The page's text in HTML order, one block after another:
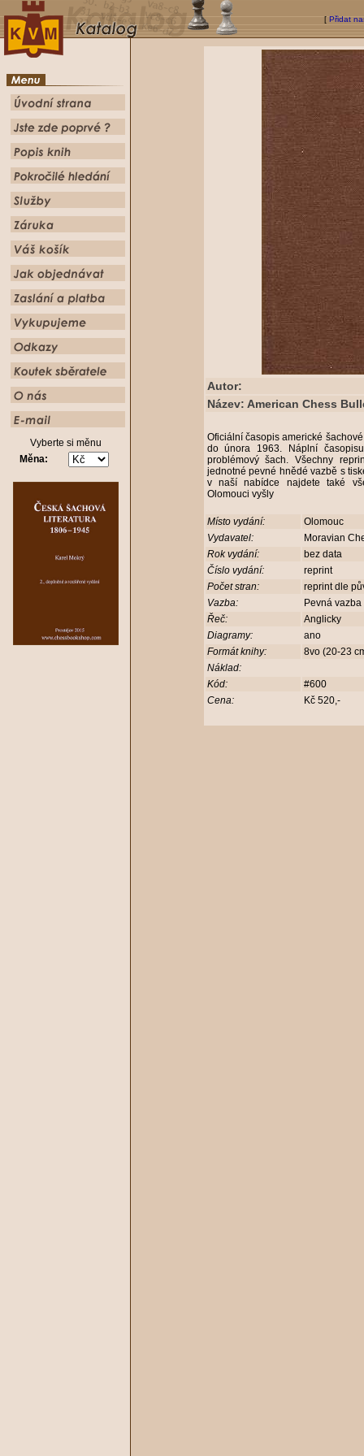
[ Přidat
Vyberte si měnu
Měna:
Autor:
Název: American Chess
Oficiální časopis americké
do února 1963. Náplní
problémový šach. Všechny
jednotné pevné hnědé vazbě s
v naší nabídce najdete také
Olomouci vyšly
Místo vydání:
Olomouc
Vydavatel:
Moravian
Rok vydání:
bez data
Číslo vydání:
reprint
Počet stran:
reprint dle
Vazba:
Pevná vazba
Řeč:
Anglicky
Diagramy:
ano
Formát knihy:
8vo (20-23
Náklad:
Kód:
#600
Cena:
Kč 520,-